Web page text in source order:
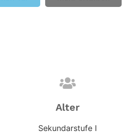
Alter
Sekundarstufe I